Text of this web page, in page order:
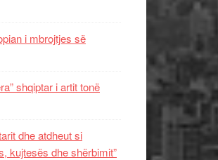
i mbrojtjes së
shqiptar i artit tonë
dhe atdheut si
kujtesës dhe shërbimit”